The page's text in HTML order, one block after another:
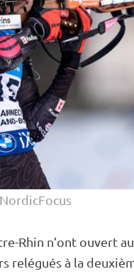
Rhin n’ont ouvert
relégués à la